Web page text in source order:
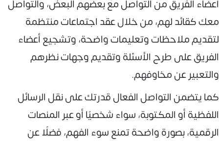
أعضاء الفريق من التواصل مع بعضهم البعض، والتواصل
معك كقائد لهم، من خلال عقد اجتماعات منتظمة
لتقديم ملاحظات وتعليمات واضحة، وتشجيع أعضاء
الفريق على طرح الأسئلة وتقديم وجهات نظرهم
والتعبير عن مخاوفهم.
كما يتضمن التواصل الفعال قدرتك على نقل الرسائل
اللفظية أو المكتوبة، سواء شخصيًا أو عبر المنصات
الرقمية، بصورة واضحة تمنع سوء الفهم، فضلًا عن